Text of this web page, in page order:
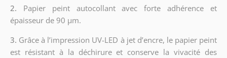
2. Papier peint autocollant avec forte adhérence et
épaisseur de 90 µm.
3. Grâce à l’impression UV-LED à jet d’encre, le papier peint
est résistant à la déchirure et conserve la vivacité des